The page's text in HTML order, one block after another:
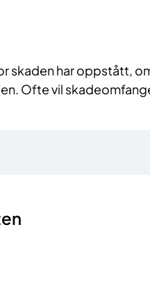
skaden har oppstått,
Ofte vil